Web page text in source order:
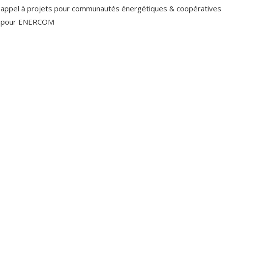
appel à projets pour communautés énergétiques & coopératives
pour ENERCOM